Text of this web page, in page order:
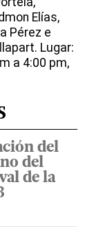
Elías,
Pérez e
Lugar:
a 4:00 pm,
del
del
de la